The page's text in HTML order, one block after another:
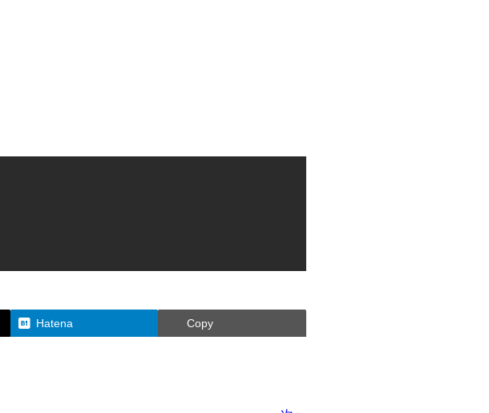
Hatena Copy